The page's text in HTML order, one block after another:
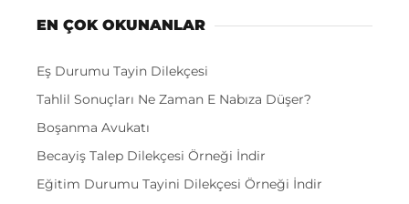
EN ÇOK OKUNANLAR
Eş Durumu Tayin Dilekçesi
Tahlil Sonuçları Ne Zaman E Nabıza Düşer?
Boşanma Avukatı
Becayiş Talep Dilekçesi Örneği İndir
Eğitim Durumu Tayini Dilekçesi Örneği İndir